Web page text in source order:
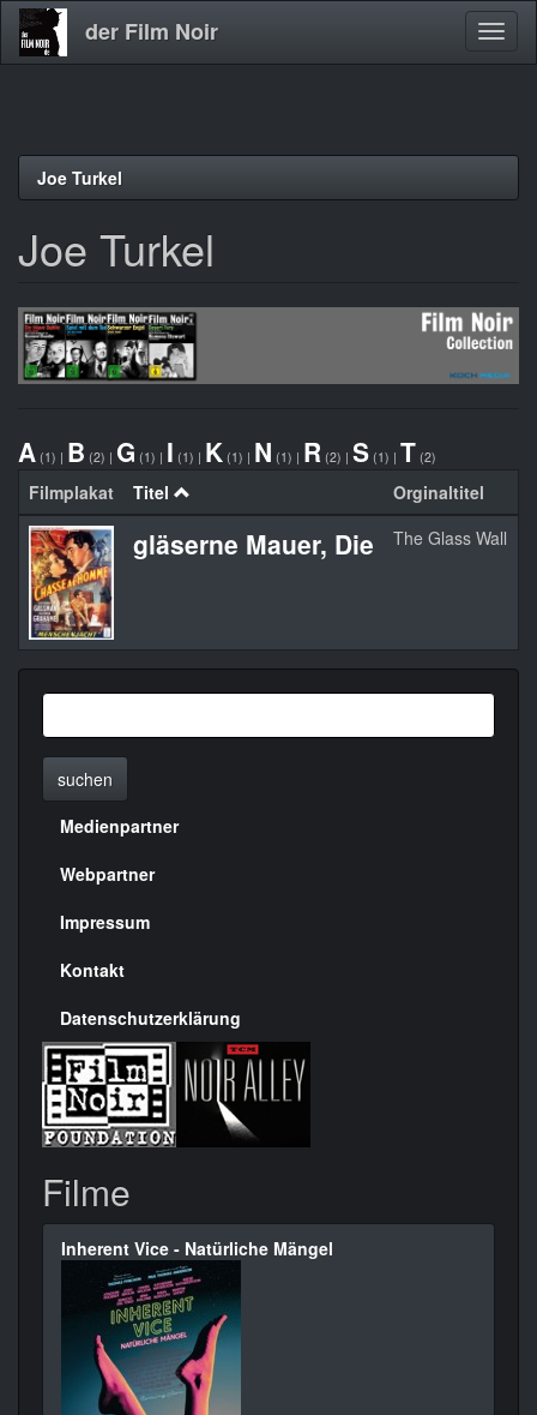
Direkt
der Film Noir
Joe Turkel
Joe Turkel
A (1) | B (2) | G (1) | I (1) | K (1) | N (1) | R (2) | S (1) | T (2)
Filmplakat Titel Orginaltitel
gläserne Mauer, Die The Glass Wall
suchen
Menülinks
rechte
Seite
Medienpartner
Webpartner
Impressum
Kontakt
Datenschutzerklärung
Filme
Inherent Vice - Natürliche Mängel